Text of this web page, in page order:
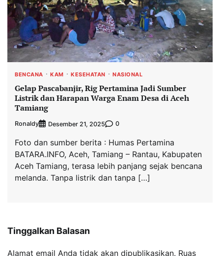
BENCANA KAM KESEHATAN NASIONAL
Gelap Pascabanjir, Rig Pertamina Jadi Sumber
Listrik dan Harapan Warga Enam Desa di Aceh
Tamiang
Ronaldy Desember 21, 2025 0
Foto dan sumber berita : Humas Pertamina
BATARA.INFO, Aceh, Tamiang – Rantau, Kabupaten
Aceh Tamiang, terasa lebih panjang sejak bencana
melanda. Tanpa listrik dan tanpa […]
Tinggalkan Balasan
Alamat email Anda tidak akan dipublikasikan. Ruas